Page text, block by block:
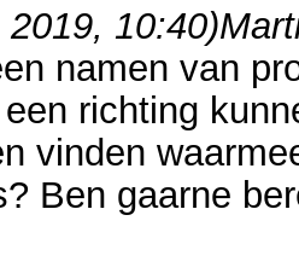
10:40)
namen van
richting
vinden
Ben gaarne